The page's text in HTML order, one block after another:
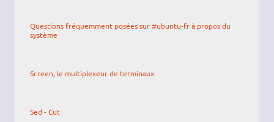
Questions fréquemment posées sur #ubuntu-fr à propos du
système
Screen, le multiplexeur de terminaux
Sed - Cut